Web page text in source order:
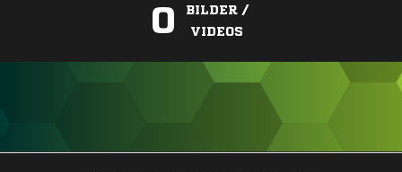
0
BILDER /
VIDEOS